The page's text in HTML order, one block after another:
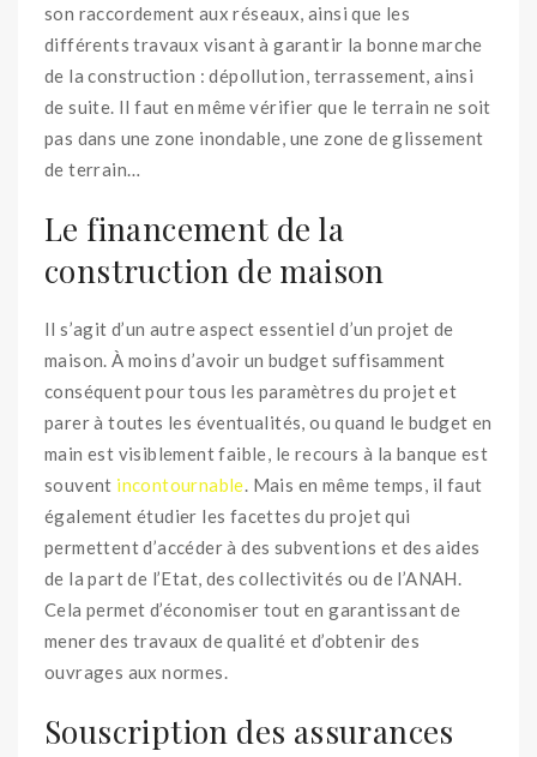
son raccordement aux réseaux, ainsi que les
différents travaux visant à garantir la bonne marche
de la construction : dépollution, terrassement, ainsi
de suite. Il faut en même vérifier que le terrain ne soit
pas dans une zone inondable, une zone de glissement
de terrain…
Le financement de la
construction de maison
Il s’agit d’un autre aspect essentiel d’un projet de
maison. À moins d’avoir un budget suffisamment
conséquent pour tous les paramètres du projet et
parer à toutes les éventualités, ou quand le budget en
main est visiblement faible, le recours à la banque est
souvent incontournable. Mais en même temps, il faut
également étudier les facettes du projet qui
permettent d’accéder à des subventions et des aides
de la part de l’Etat, des collectivités ou de l’ANAH.
Cela permet d’économiser tout en garantissant de
mener des travaux de qualité et d’obtenir des
ouvrages aux normes.
Souscription des assurances